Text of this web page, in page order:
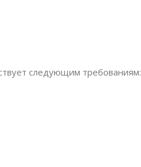
следующим требованиям: